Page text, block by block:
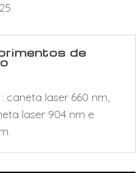
de
caneta laser 660 nm,
laser 904 nm e